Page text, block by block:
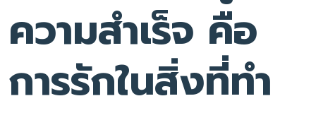
ความสำเร็จ คือ
การรักในสิ่งที่ทำ